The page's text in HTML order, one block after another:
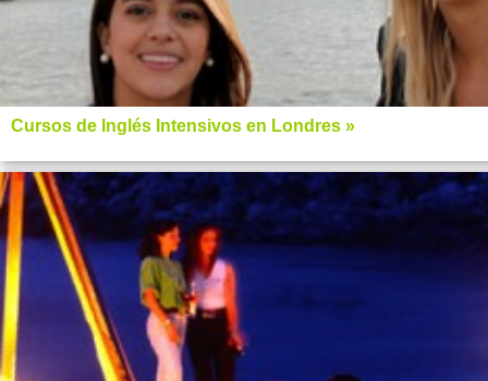
Cursos de Inglés Intensivos en Londres »